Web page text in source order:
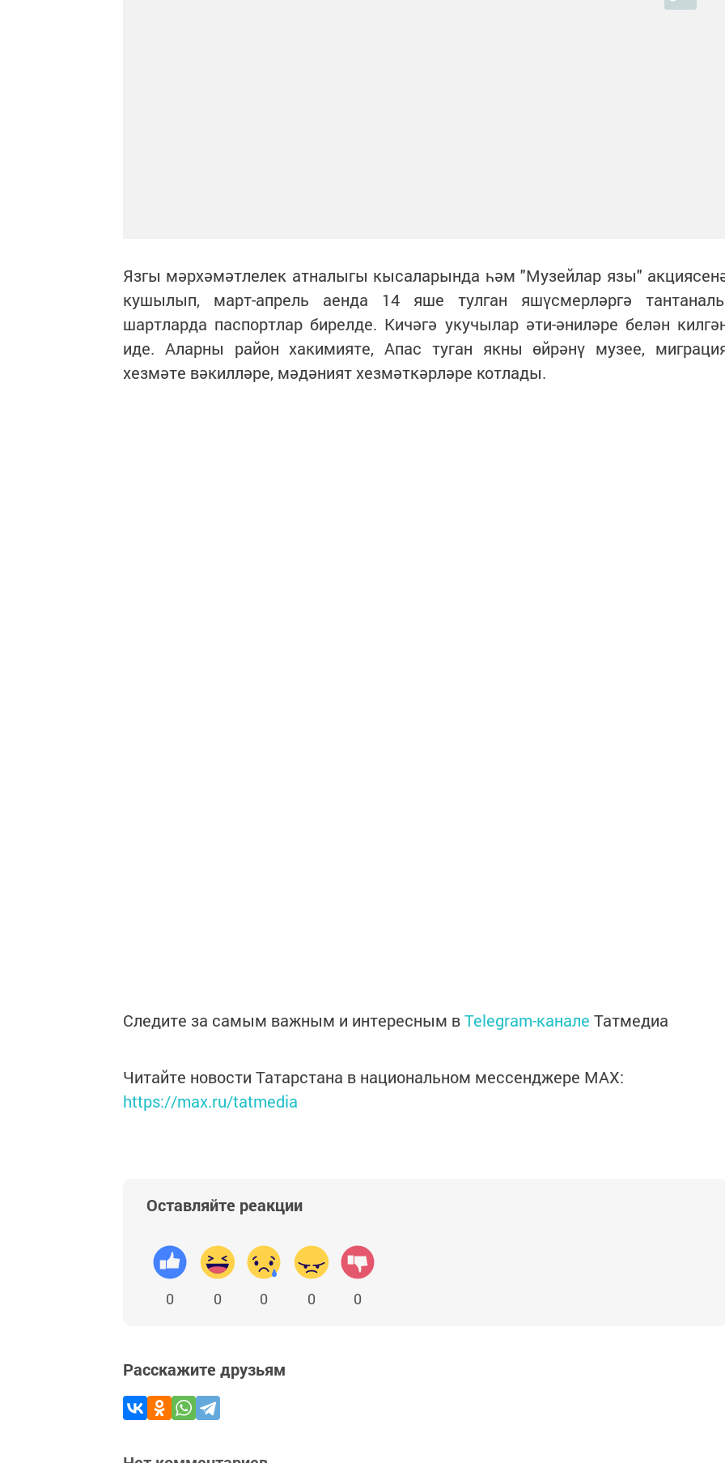
Язгы мәрхәмәтлелек атналыгы кысаларында һәм "Музейлар язы"
кушылып, март-апрель аенда 14 яше тулган яшүсмерләргә
шартларда паспортлар бирелде. Кичәгә укучылар әти-әниләре белән
иде. Аларны район хакимияте, Апас туган якны өйрәнү музее,
хезмәте вәкилләре, мәдәният хезмәткәрләре котлады.
Следите за самым важным и интересным вTelegram-канале Татмедиа
Читайте новости Татарстана в национальном мессенджере MАХ:
https://max.ru/tatmedia
Оставляйте реакции
0 0 0 0 0
Расскажите друзьям